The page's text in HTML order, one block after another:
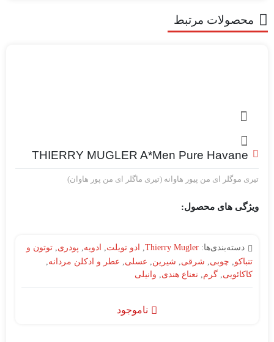
محصولات مرتبط
THIERRY MUGLER A*Men Pure Havane
تیری موگلر ای من پیور هاوانه (تیری ماگلر ای من پور هاوان)
ویژگی های محصول:
دسته‌بندی‌ها: Thierry Mugler
, ادو تویلت, ادویه, پودری, توتون و
تنباکو
چوبی شرقی شیرین عسلی عطر و ادکلن مردانه
کاکا‌‌‌‌‌ئویی گرم نعناع هندی وانیلی
ناموجود